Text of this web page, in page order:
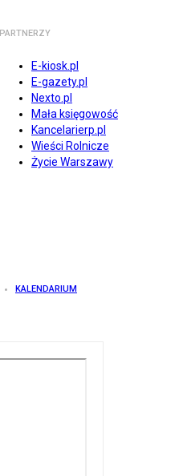
PARTNERZY
E-kiosk.pl
E-gazety.pl
Nexto.pl
Mała księgowość
Kancelarierp.pl
Wieści Rolnicze
Życie Warszawy
KALENDARIUM